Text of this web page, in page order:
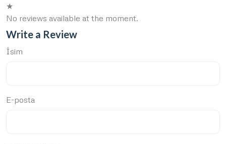
★
No reviews available at the moment.
Write a Review
İsim
E-posta